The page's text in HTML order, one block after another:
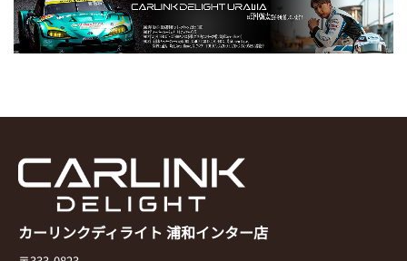
カーリンクディライト 浦和インター店